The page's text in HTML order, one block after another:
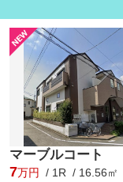
マーブルコート
7万円
/ 1R / 16.56㎡